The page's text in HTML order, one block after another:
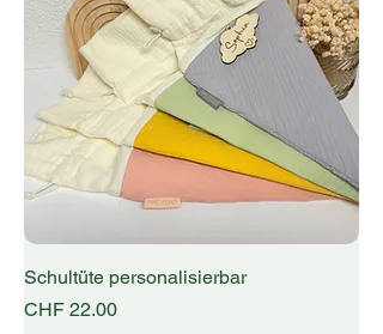
Schultüte personalisierbar
Preis
CHF 22.00